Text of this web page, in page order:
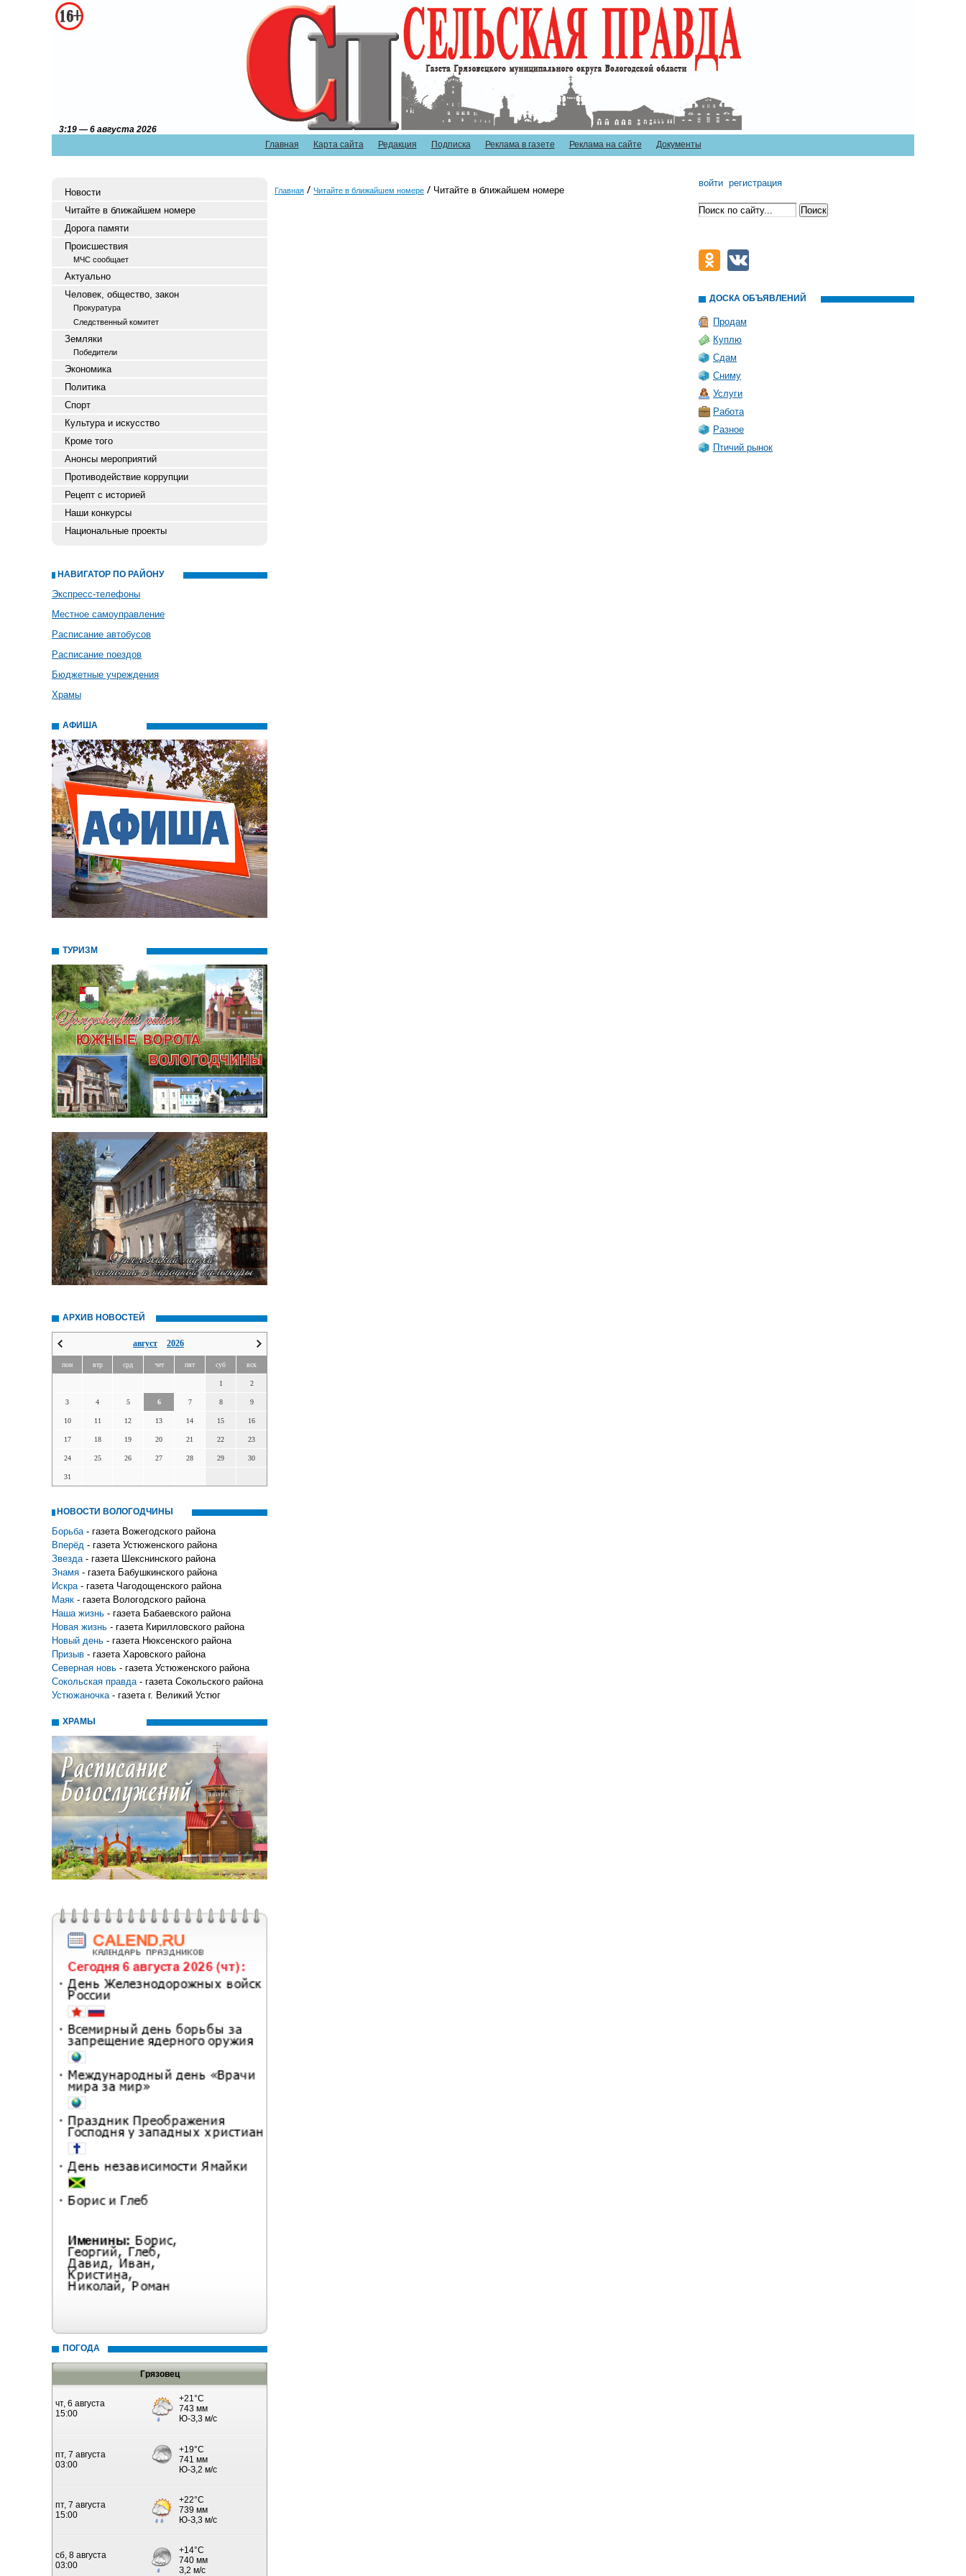
Главная Карта сайта Редакция Подписка Реклама в газете Реклама на сайте Документы
3:19 — 6 августа 2026
Новости
Читайте в ближайшем номере
Дорога памяти
Происшествия
МЧС сообщает
Актуально
Человек, общество, закон
Прокуратура
Следственный комитет
Земляки
Победители
Экономика
Политика
Спорт
Культура и искусство
Кроме того
Анонсы мероприятий
Противодействие коррупции
Рецепт с историей
Наши конкурсы
Национальные проекты
НАВИГАТОР ПО РАЙОНУ
Экспресс-телефоны
Местное самоуправление
Расписание автобусов
Расписание поездов
Бюджетные учреждения
Храмы
АФИША
ТУРИЗМ
АРХИВ НОВОСТЕЙ
август 2026
пон втр срд чет пят суб вск
1 2
3 4 5 6 7 8 9
10 11 12 13 14 15 16
17 18 19 20 21 22 23
24 25 26 27 28 29 30
31
НОВОСТИ ВОЛОГОДЧИНЫ
Борьба - газета Вожегодского района
Вперёд - газета Устюженского района
Звезда - газета Шекснинского района
Знамя - газета Бабушкинского района
Искра - газета Чагодощенского района
Маяк - газета Вологодского района
Наша жизнь - газета Бабаевского района
Новая жизнь - газета Кирилловского района
Новый день - газета Нюксенского района
Призыв - газета Харовского района
Северная новь - газета Устюженского района
Сокольская правда - газета Сокольского района
Устюжаночка - газета г. Великий Устюг
ХРАМЫ
ПОГОДА
Грязовец
Главная Читайте в ближайшем номере Читайте в ближайшем номере
войти регистрация
ДОСКА ОБЪЯВЛЕНИЙ
Продам
Куплю
Сдам
Сниму
Услуги
Работа
Разное
Птичий рынок